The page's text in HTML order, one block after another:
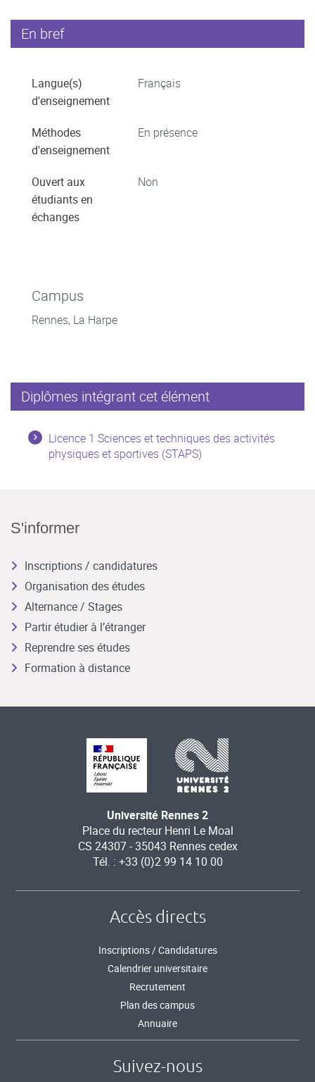
En bref
Langue(s)
d'enseignement
Français
Méthodes
d'enseignement
En présence
Ouvert aux
étudiants en
échanges
Non
Campus
Rennes, La Harpe
Diplômes intégrant cet élément
Licence 1 Sciences et techniques des activités
physiques et sportives (STAPS)
S'informer
Inscriptions / candidatures
Organisation des études
Alternance / Stages
Partir étudier à l’étranger
Reprendre ses études
Formation à distance
Université Rennes 2
Place du recteur Henri Le Moal
CS 24307 - 35043 Rennes cedex
Tél. : +33 (0)2 99 14 10 00
Accès directs
Inscriptions / Candidatures
Calendrier universitaire
Recrutement
Plan des campus
Annuaire
Suivez-nous